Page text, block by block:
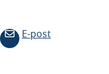
E-post